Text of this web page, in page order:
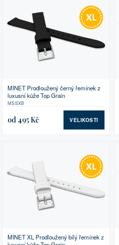
MINET Prodloužený černý řemínek z
luxusní kůže Top Grain
MSSXB
od 495 Kč VELIKOSTI
MINET XL Prodloužený bílý řemínek z